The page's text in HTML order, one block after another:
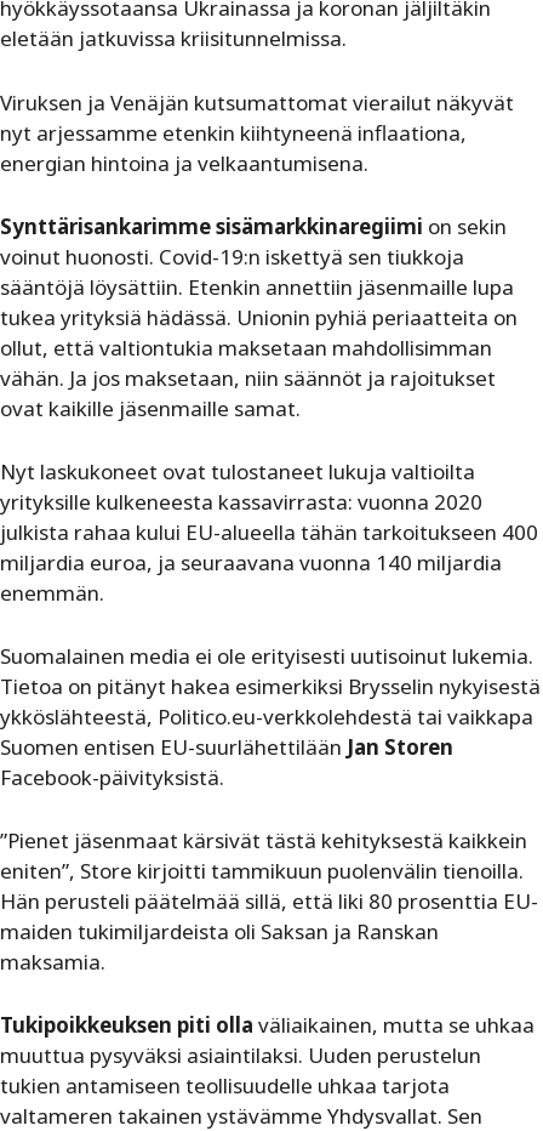
hyökkäyssotaansa Ukrainassa ja koronan jäljiltäkin
eletään jatkuvissa kriisitunnelmissa.
Viruksen ja Venäjän kutsumattomat vierailut näkyvät
nyt ­arjessamme etenkin kiihtyneenä inflaationa,
energian hintoina ­ja velkaantumisena.
Synttärisankarimme sisämarkkinaregiimi on sekin
voinut huonosti. Covid-19:n iskettyä sen tiukkoja
sääntöjä löysättiin. Etenkin annettiin jäsenmaille lupa
tukea yrityksiä hädässä. Unionin pyhiä periaatteita on
ollut, että valtiontukia maksetaan mahdollisimman
vähän. Ja jos maksetaan, niin säännöt ja rajoitukset
ovat kaikille jäsenmaille samat.
Nyt laskukoneet ovat tulostaneet lukuja valtioilta
yrityksille kulkeneesta kassavirrasta: vuonna 2020
julkista rahaa kului ­EU-alueella tähän tarkoitukseen 400
miljardia euroa, ja seuraavana vuonna 140 miljardia
enemmän.
Suomalainen media ei ole erityisesti uutisoinut lukemia.
Tietoa on pitänyt hakea esimerkiksi Brysselin nykyisestä
ykköslähteestä, Politico.eu-verkkolehdestä tai vaikkapa
Suomen entisen EU-suurlähettilään Jan Storen
Facebook-päivityksistä.
”Pienet jäsenmaat kärsivät tästä kehityksestä kaikkein
eniten”, Store kirjoitti tammikuun puolenvälin tienoilla.
Hän perusteli päätelmää sillä, että liki 80 prosenttia EU-
maiden tukimiljardeista oli Saksan ja Ranskan
maksamia.
Tukipoikkeuksen piti olla väliaikainen, mutta se uhkaa
muuttua pysyväksi asiaintilaksi. Uuden perustelun
tukien antamiseen teollisuudelle uhkaa tarjota
valtameren takainen ystävämme Yhdysvallat. Sen